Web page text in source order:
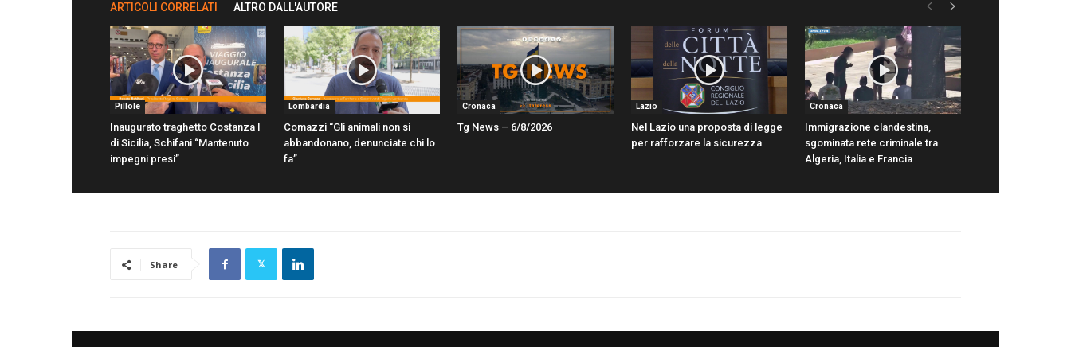
ARTICOLI CORRELATI ALTRO DALL'AUTORE
Pillole
Inaugurato traghetto Costanza I
di Sicilia, Schifani “Mantenuto
impegni presi”
Lombardia
Comazzi “Gli animali non si
abbandonano, denunciate chi lo
fa”
Cronaca
Tg News – 6/8/2026
Lazio
Nel Lazio una proposta di legge
per rafforzare la sicurezza
Cronaca
Immigrazione clandestina,
sgominata rete criminale tra
Algeria, Italia e Francia
Share